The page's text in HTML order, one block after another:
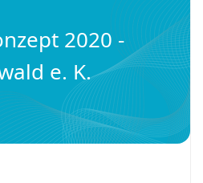
2020 -
e. K.